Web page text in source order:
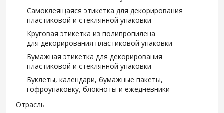
Самоклеящаяся этикетка для декорирования
пластиковой и стеклянной упаковки
Круговая этикетка из полипропилена
для декорирования пластиковой упаковки
Бумажная этикетка для декорирования
пластиковой и стеклянной упаковки
Буклеты, календари, бумажные пакеты,
гофроупаковку, блокноты и ежедневники
Отрасль